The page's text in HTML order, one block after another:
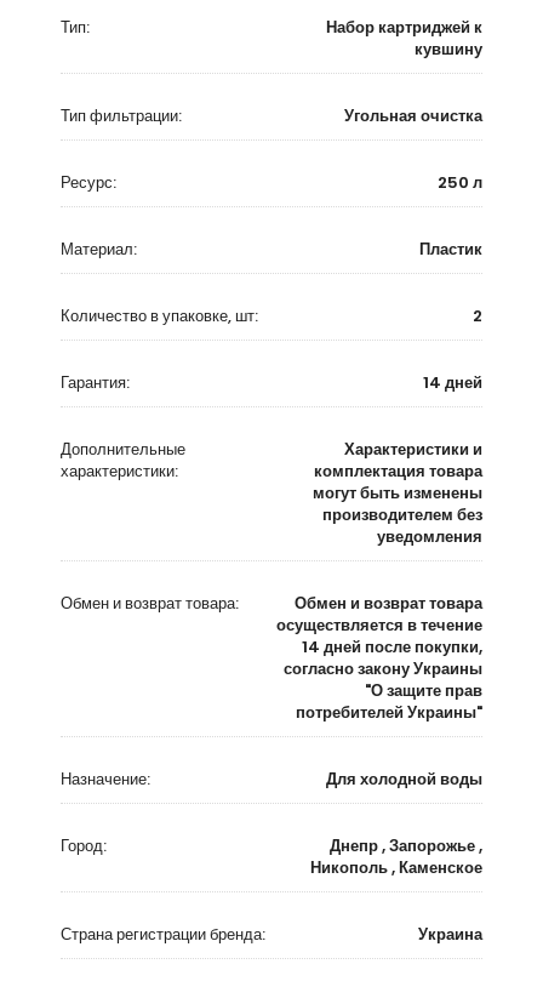
Тип:
Набор картриджей к
кувшину
Тип фильтрации: Угольная очистка
Ресурс: 250 л
Материал: Пластик
Количество в упаковке, шт: 2
Гарантия: 14 дней
Дополнительные
характеристики:
Характеристики и
комплектация товара
могут быть изменены
производителем без
уведомления
Обмен и возврат товара:
Обмен и возврат товара
осуществляется в течение
14 дней после покупки,
согласно закону Украины
"О защите прав
потребителей Украины"
Назначение: Для холодной воды
Город:
Днепр , Запорожье ,
Никополь , Каменское
Страна регистрации бренда: Украина